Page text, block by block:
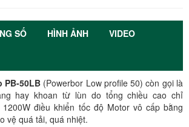
SỐ HÌNH ẢNH VIDEO
PB-50LB (Powerbor Low profile 50) còn gọi là
hay khoan từ lùn do tổng chiều cao chỉ
1200W điều khiển tốc độ Motor vô cấp bằng
vệ quá tải, quá nhiệt.